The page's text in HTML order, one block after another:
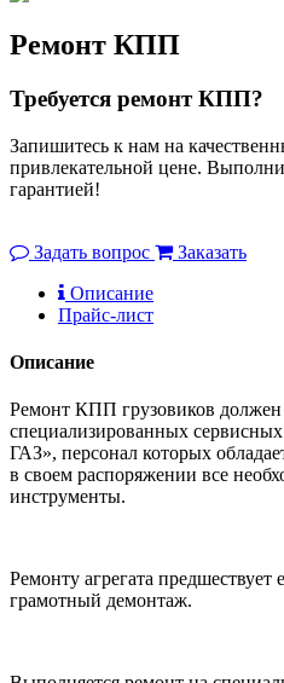
Ремонт КПП
Требуется ремонт КПП?
Запишитесь к нам на
привлекательной цене.
гарантией!
Задать вопрос
Заказать
Описание
Прайс-лист
Описание
Ремонт КПП грузовиков должен
специализированных
ГАЗ», персонал которых
в своем распоряжении все
инструменты.
Ремонту агрегата предшествует
грамотный демонтаж.